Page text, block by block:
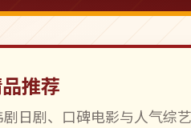
推荐
日剧、口碑电影与人气综艺